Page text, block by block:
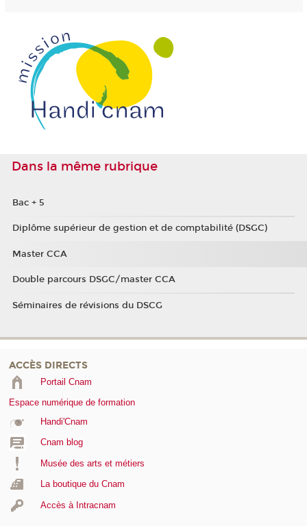
Dans la même rubrique
Bac + 5
Diplôme supérieur de gestion et de comptabilité (DSGC)
Master CCA
Double parcours DSGC/master CCA
Séminaires de révisions du DSCG
ACCÈS DIRECTS
Portail Cnam
Espace numérique de formation
Handi'Cnam
Cnam blog
Musée des arts et métiers
La boutique du Cnam
Accès à Intracnam